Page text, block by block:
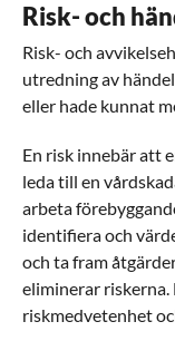
Risk- och
Risk- och
utredning av
eller hade kunnat
En risk innebär att
leda till en
arbeta
identifiera och
och ta fram
eliminerar riskerna.
riskmedvetenhet